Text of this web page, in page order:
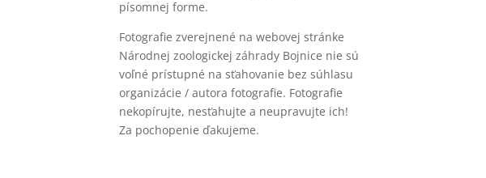
písomnej forme.
Fotografie zverejnené na webovej stránke
Národnej zoologickej záhrady Bojnice nie sú
voľné prístupné na sťahovanie bez súhlasu
organizácie / autora fotografie. Fotografie
nekopírujte, nesťahujte a neupravujte ich!
Za pochopenie ďakujeme.